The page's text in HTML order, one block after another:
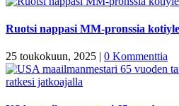
Ruotsi nappasi MM-pronssia
25 toukokuun, 2025 | 0 Kommenttia